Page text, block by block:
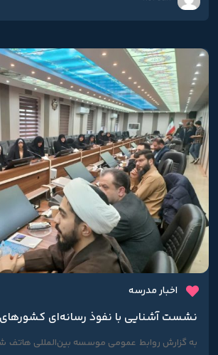
اخبار مدرسه
نشست آشنایی با نفوذ رسانه‌ای
به گزارش روابط عمومی موسسه بین‌المللی